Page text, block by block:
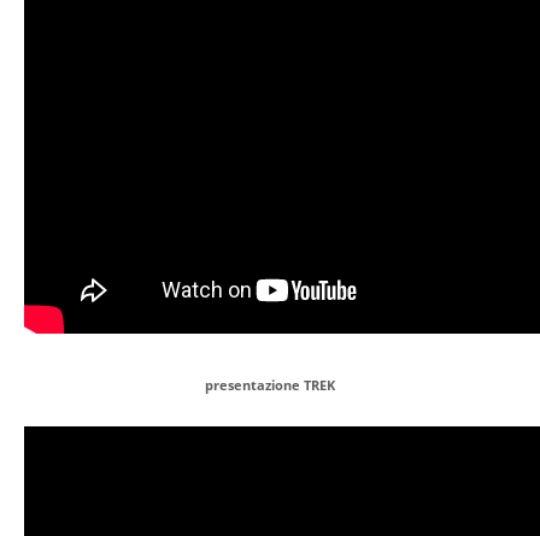
presentazione TREK